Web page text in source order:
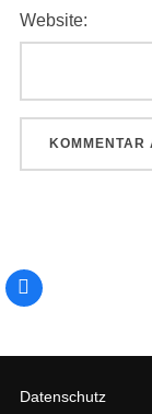
Website:
Datenschutz